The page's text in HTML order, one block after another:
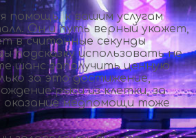
помощь, к вашим услугам
Он и путь верный укажет,
в считанные секунды
подсказку использовать не
шанс заполучить ценную
за это достижение,
рыси из клетки, за
оказание медпомощи тоже